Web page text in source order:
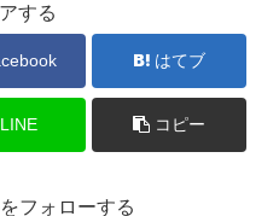
する
はてブ
LINE コピー
フォローする